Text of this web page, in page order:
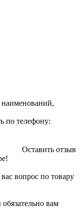
по телефону:
Оставить отзыв
вопрос по товару
вам